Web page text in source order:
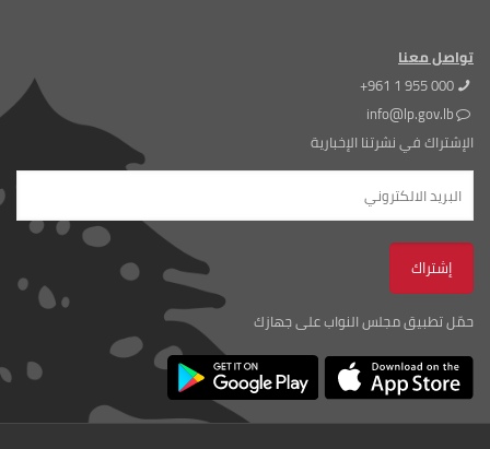
تواصل معنا
+961 1 955 000
info@lp.gov.lb
الإشتراك في نشرتنا الإخبارية
حمّل تطبيق مجلس النواب على جهازك